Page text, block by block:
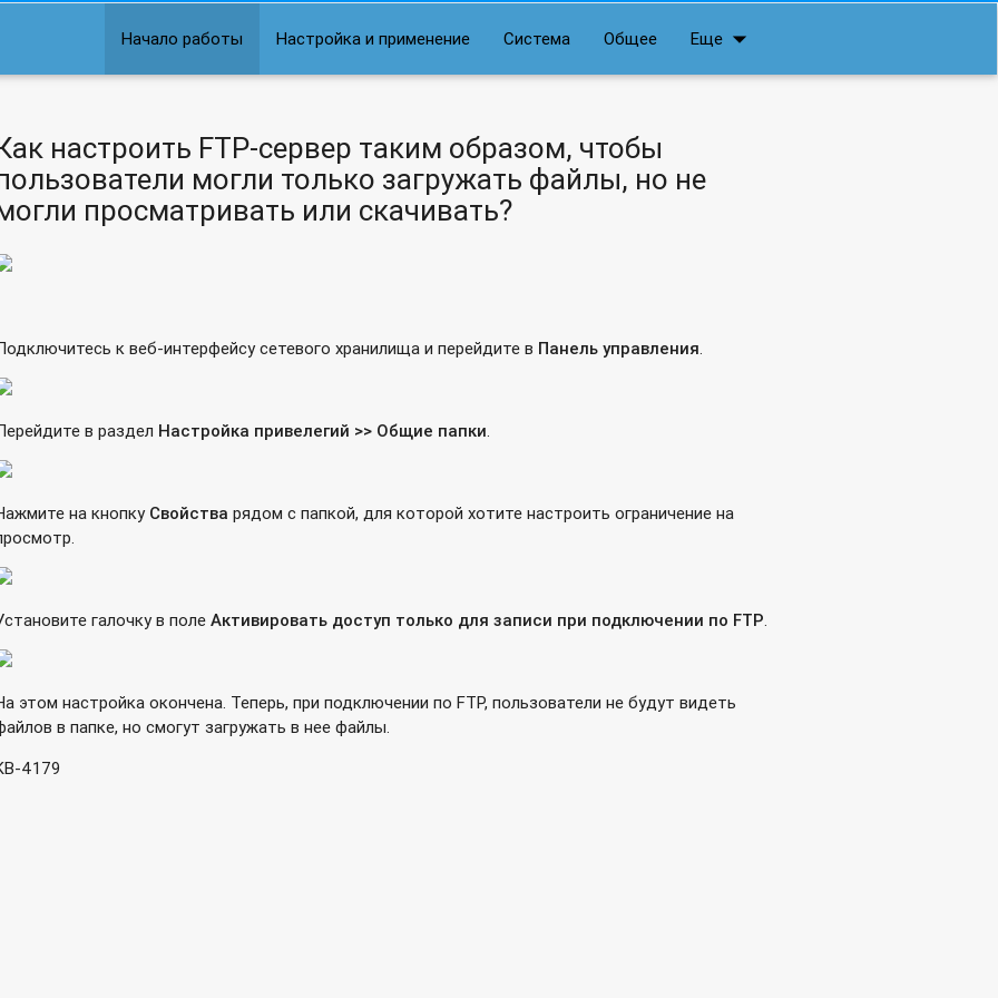
на QNAP Turbo NAS
порт HDMI
файлов?
могли только загружать файлы, но не могли просматривать или скачивать?
сетевого накопителя QNAP?
тегам и их отладка
Turbo NAS
с микропрограммой QTS?
в сетевом накопителе QNAP?
гостевой ОС в Virtualization Station?
в сетевых накопителях QNAP
подключения к Virtualization Station, используя VMware vCenter Converter?
Начало работы Настройка и применение Система Общее Ещеarrow_drop_down
настроить FTP-сервер таким образом, чтобы
могли только загружать файлы, но не
просматривать или скачивать?
к веб-интерфейсу сетевого хранилища и перейдите в Панель управления
в раздел Настройка привелегий >> Общие папки
на кнопку Свойства рядом с папкой, для которой хотите настроить ограничение на
галочку в поле Активировать доступ только для записи при подключении по FTP
этом настройка окончена. Теперь, при подключении по FTP, пользователи не будут видеть
в папке, но смогут загружать в нее файлы.
4179